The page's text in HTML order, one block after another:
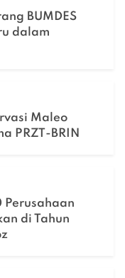
BUMDES
dalam
Maleo
PRZT-BRIN
Perusahaan
di Tahun